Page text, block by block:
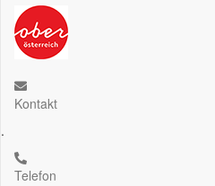
Kontakt
.
Telefon